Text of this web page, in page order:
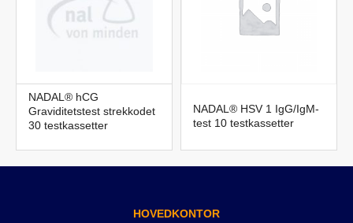
NADAL® hCG
Graviditetstest strekkodet
30 testkassetter
NADAL® HSV 1 IgG/IgM-
test 10 testkassetter
HOVEDKONTOR